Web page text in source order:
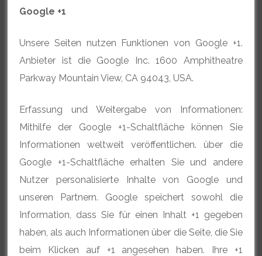
Google +1
Unsere Seiten nutzen Funktionen von Google +1.
Anbieter ist die Google Inc. 1600 Amphitheatre
Parkway Mountain View, CA 94043, USA.
Erfassung und Weitergabe von Informationen:
Mithilfe der Google +1-Schaltfläche können Sie
Informationen weltweit veröffentlichen. über die
Google +1-Schaltfläche erhalten Sie und andere
Nutzer personalisierte Inhalte von Google und
unseren Partnern. Google speichert sowohl die
Information, dass Sie für einen Inhalt +1 gegeben
haben, als auch Informationen über die Seite, die Sie
beim Klicken auf +1 angesehen haben. Ihre +1